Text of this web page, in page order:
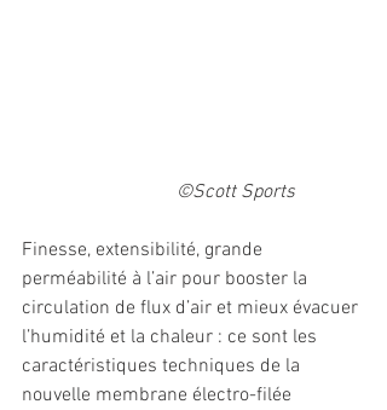
©Scott Sports
Finesse, extensibilité, grande
perméabilité à l’air pour booster la
circulation de flux d’air et mieux évacuer
l’humidité et la chaleur : ce sont les
caractéristiques techniques de la
nouvelle membrane électro-filée